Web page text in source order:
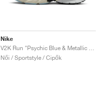
Nike
V2K Run "Psychic Blue & Metallic Silver"
Női / Sportstyle / Cipők